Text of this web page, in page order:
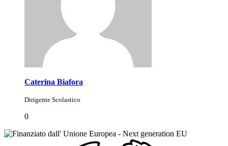
Caterina Biafora
Dirigente Scolastico
0